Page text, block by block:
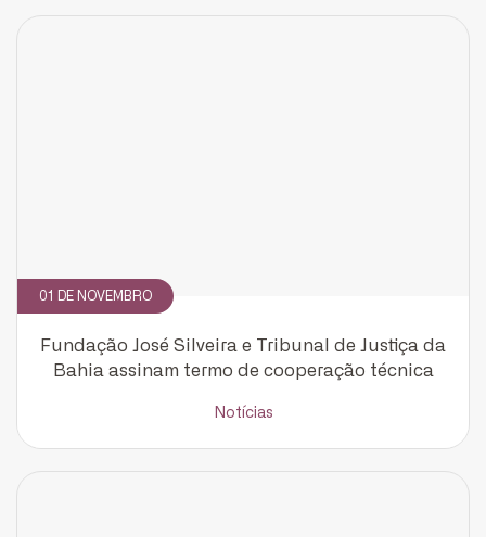
01 DE NOVEMBRO
Fundação José Silveira e Tribunal de Justiça da
Bahia assinam termo de cooperação técnica
Notícias